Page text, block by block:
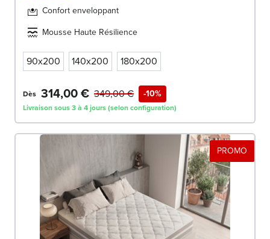
Confort enveloppant
Mousse Haute Résilience
90x200 140x200 180x200
Dès 314,00 € -10%
349,00 €
Livraison sous 3 à 4 jours (selon configuration)
PROMO